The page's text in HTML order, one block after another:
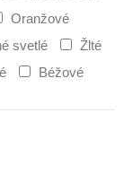
Oranžové
svetlé
Žlté
Béžové